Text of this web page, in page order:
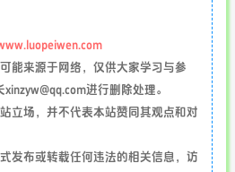
能来源于网络，仅供大家学习与参
进行删除处理。
立场，并不代表本站赞同其观点和对
发布或转载任何违法的相关信息，访